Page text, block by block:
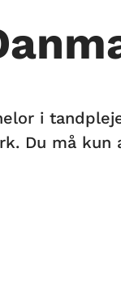
i
Du må kun